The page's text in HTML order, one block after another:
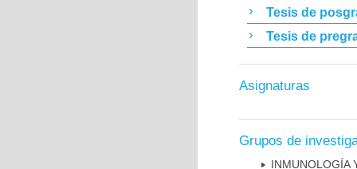
Tesis de
Tesis de
Asignaturas
Grupos de
INMUNOLOGÍA